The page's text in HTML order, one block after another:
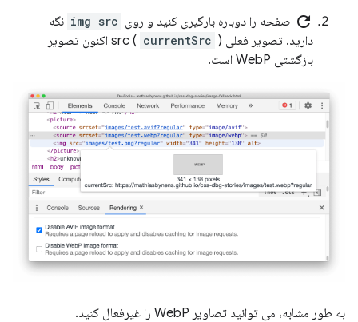
refresh صفحه را دوباره بارگیری کنید و روی img src نگه
دارید. تصویر فعلی src (
currentSrc
) اکنون تصویر
بازگشتی WebP است.
به طور مشابه، می توانید تصاویر WebP را غیرفعال کنید.